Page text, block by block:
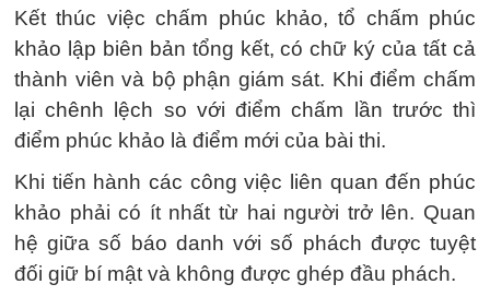
Kết thúc việc chấm phúc khảo, tổ chấm phúc
khảo lập biên bản tổng kết, có chữ ký của tất cả
thành viên và bộ phận giám sát. Khi điểm chấm
lại chênh lệch so với điểm chấm lần trước thì
điểm phúc khảo là điểm mới của bài thi.
Khi tiến hành các công việc liên quan đến phúc
khảo phải có ít nhất từ hai người trở lên. Quan
hệ giữa số báo danh với số phách được tuyệt
đối giữ bí mật và không được ghép đầu phách.